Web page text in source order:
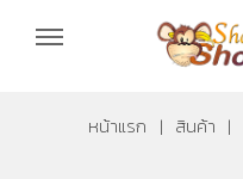
หน้าแรก | สินค้า |